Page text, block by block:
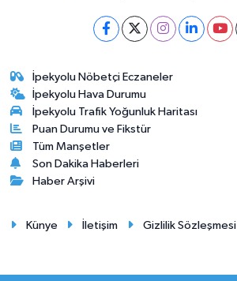
İpekyolu Nöbetçi Eczaneler
İpekyolu Hava Durumu
İpekyolu Trafik Yoğunluk Haritası
Puan Durumu ve Fikstür
Tüm Manşetler
Son Dakika Haberleri
Haber Arşivi
Künye İletişim Gizlilik Sözleşmesi